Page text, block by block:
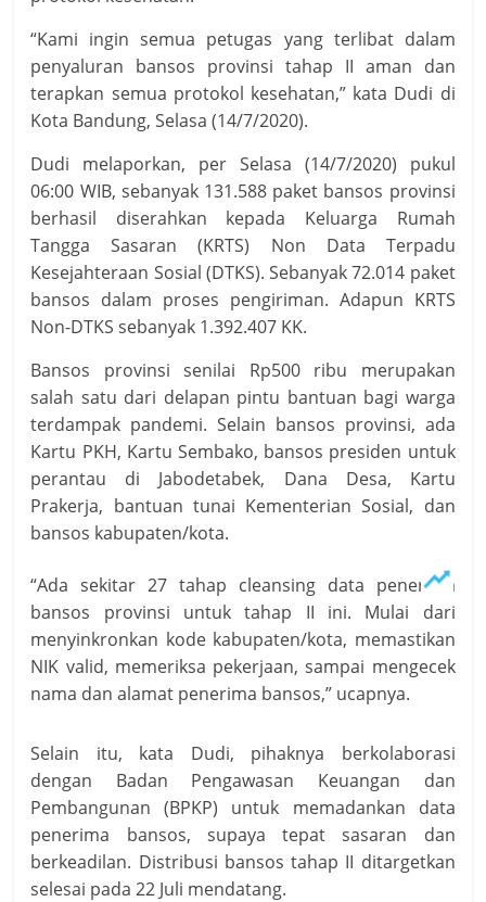
“Kami ingin semua petugas yang terlibat dalam
penyaluran bansos provinsi tahap II aman dan
terapkan semua protokol kesehatan,” kata Dudi di
Kota Bandung, Selasa (14/7/2020).
Dudi melaporkan, per Selasa (14/7/2020) pukul
06:00 WIB, sebanyak 131.588 paket bansos provinsi
berhasil diserahkan kepada Keluarga Rumah
Tangga Sasaran (KRTS) Non Data Terpadu
Kesejahteraan Sosial (DTKS). Sebanyak 72.014 paket
bansos dalam proses pengiriman. Adapun KRTS
Non-DTKS sebanyak 1.392.407 KK.
Bansos provinsi senilai Rp500 ribu merupakan
salah satu dari delapan pintu bantuan bagi warga
terdampak pandemi. Selain bansos provinsi, ada
Kartu PKH, Kartu Sembako, bansos presiden untuk
perantau di Jabodetabek, Dana Desa, Kartu
Prakerja, bantuan tunai Kementerian Sosial, dan
bansos kabupaten/kota.
“Ada sekitar 27 tahap cleansing data penerima
bansos provinsi untuk tahap II ini. Mulai dari
menyinkronkan kode kabupaten/kota, memastikan
NIK valid, memeriksa pekerjaan, sampai mengecek
nama dan alamat penerima bansos,” ucapnya.
Selain itu, kata Dudi, pihaknya berkolaborasi
dengan Badan Pengawasan Keuangan dan
Pembangunan (BPKP) untuk memadankan data
penerima bansos, supaya tepat sasaran dan
berkeadilan. Distribusi bansos tahap II ditargetkan
selesai pada 22 Juli mendatang.